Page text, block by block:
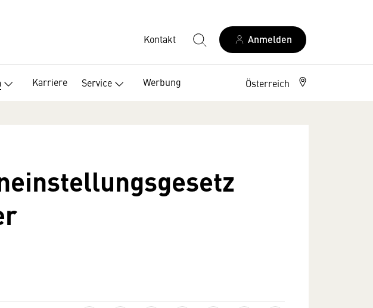
Kontakt Anmelden
Karriere Service Werbung Österreich